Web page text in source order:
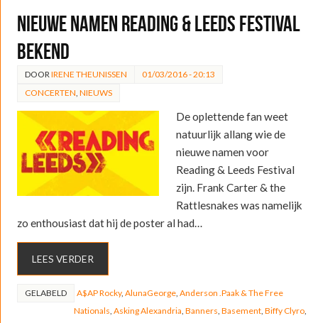
Nieuwe namen Reading & Leeds Festival
bekend
DOOR IRENE THEUNISSEN
01/03/2016 - 20:13
CONCERTEN NIEUWS
De oplettende fan weet
natuurlijk allang wie de
nieuwe namen voor
Reading & Leeds Festival
zijn. Frank Carter & the
Rattlesnakes was namelijk
zo enthousiast dat hij de poster al had…
LEES VERDER
GELABELD A$AP Rocky, AlunaGeorge, Anderson .Paak & The Free
Nationals Asking Alexandria Banners Basement, Biffy Clyro,